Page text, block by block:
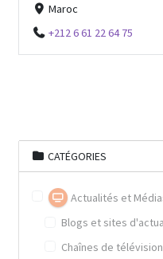
Maroc
+212 6 61 22 64 75
CATÉGORIES
Actualités et
Blogs et sites
Chaînes de télévision